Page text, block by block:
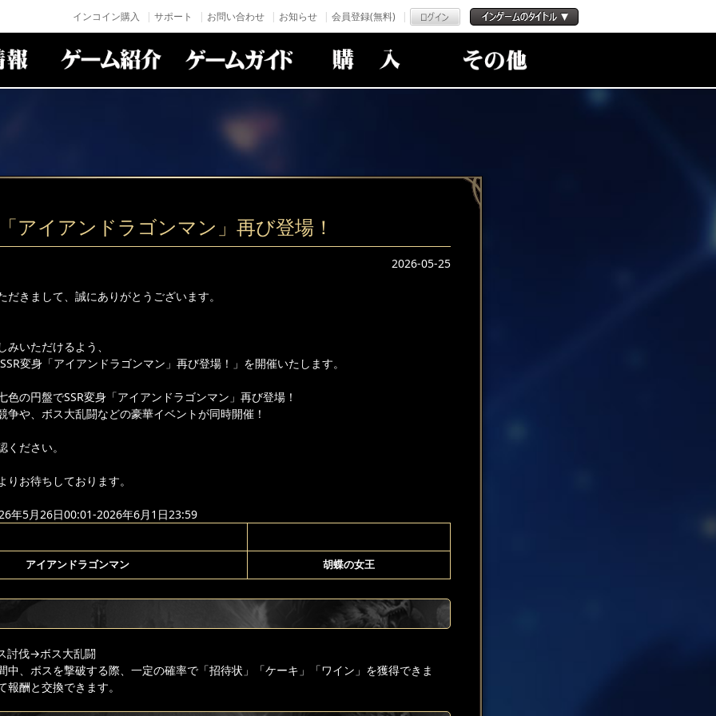
インコイン購入 サポート お問い合わせ お知らせ 会員登録(無料)
アイアンドラゴンマン」再び登場！
2026-05-25
だきまして、誠にありがとうございます。
いただけるよう、
変身「アイアンドラゴンマン」再び登場！」を開催いたします。
色の円盤でSSR変身「アイアンドラゴンマン」再び登場！
争や、ボス大乱闘などの豪華イベントが同時開催！
ださい。
りお待ちしております。
年5月26日00:01-2026年6月1日23:59
アイアンドラゴンマン 胡蝶の女王
討伐→ボス大乱闘
中、ボスを撃破する際、一定の確率で「招待状」「ケーキ」「ワイン」を獲得できま
酬と交換できます。